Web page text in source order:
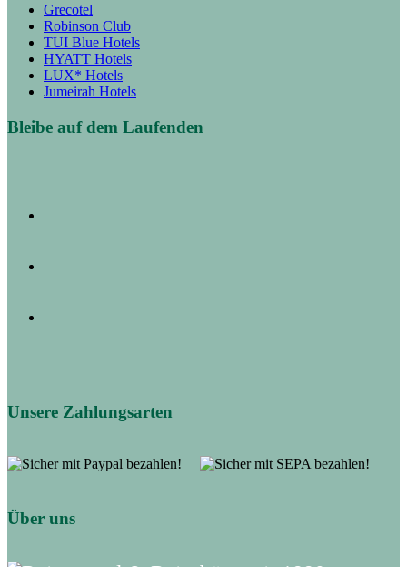
Grecotel
Robinson Club
TUI Blue Hotels
HYATT Hotels
LUX* Hotels
Jumeirah Hotels
Bleibe auf dem Laufenden
Unsere Zahlungsarten
Über uns